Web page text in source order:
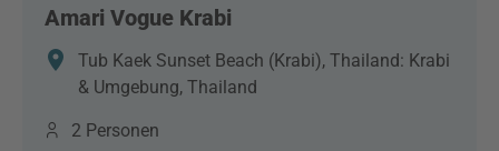
Amari Vogue Krabi
Tub Kaek Sunset Beach (Krabi), Thailand: Krabi
& Umgebung, Thailand
2 Personen